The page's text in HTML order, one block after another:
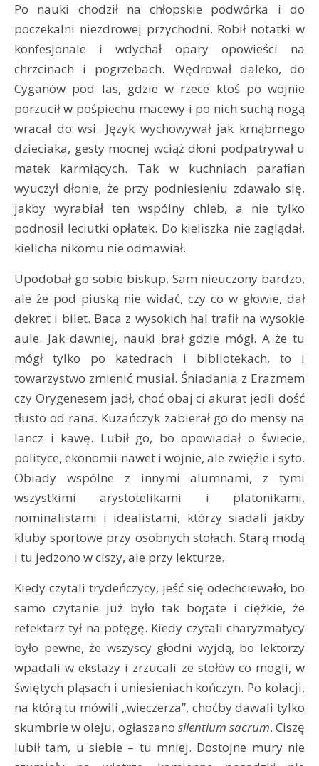
Po nauki chodził na chłopskie podwórka i do
poczekalni niezdrowej przychodni. Robił notatki w
konfesjonale i wdychał opary opowieści na
chrzcinach i pogrzebach. Wędrował daleko, do
Cyganów pod las, gdzie w rzece ktoś po wojnie
porzucił w pośpiechu macewy i po nich suchą nogą
wracał do wsi. Język wychowywał jak krnąbrnego
dzieciaka, gesty mocnej wciąż dłoni podpatrywał u
matek karmiących. Tak w kuchniach parafian
wyuczył dłonie, że przy podniesieniu zdawało się,
jakby wyrabiał ten wspólny chleb, a nie tylko
podnosił leciutki opłatek. Do kieliszka nie zaglądał,
kielicha nikomu nie odmawiał.
Upodobał go sobie biskup. Sam nieuczony bardzo,
ale że pod piuską nie widać, czy co w głowie, dał
dekret i bilet. Baca z wysokich hal trafił na wysokie
aule. Jak dawniej, nauki brał gdzie mógł. A że tu
mógł tylko po katedrach i bibliotekach, to i
towarzystwo zmienić musiał. Śniadania z Erazmem
czy Orygenesem jadł, choć obaj ci akurat jedli dość
tłusto od rana. Kuzańczyk zabierał go do mensy na
lancz i kawę. Lubił go, bo opowiadał o świecie,
polityce, ekonomii nawet i wojnie, ale zwięźle i syto.
Obiady wspólne z innymi alumnami, z tymi
wszystkimi arystotelikami i platonikami,
nominalistami i idealistami, którzy siadali jakby
kluby sportowe przy osobnych stołach. Starą modą
i tu jedzono w ciszy, ale przy lekturze.
Kiedy czytali trydeńczycy, jeść się odechciewało, bo
samo czytanie już było tak bogate i ciężkie, że
refektarz tył na potęgę. Kiedy czytali charyzmatycy
było pewne, że wszyscy głodni wyjdą, bo lektorzy
wpadali w ekstazy i zrzucali ze stołów co mogli, w
świętych pląsach i uniesieniach kończyn. Po kolacji,
na którą tu mówili „wieczerza”, choćby dawali tylko
skumbrie w oleju, ogłaszano silentium sacrum. Ciszę
lubił tam, u siebie – tu mniej. Dostojne mury nie